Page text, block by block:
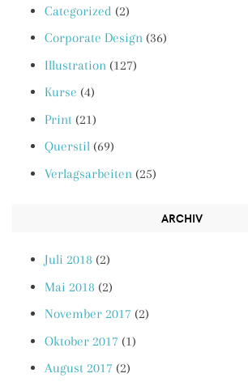
Categorized (2)
Corporate Design (36)
Illustration (127)
Kurse (4)
Print (21)
Querstil (69)
Verlagsarbeiten (25)
ARCHIV
Juli 2018 (2)
Mai 2018 (2)
November 2017 (2)
Oktober 2017 (1)
August 2017 (2)